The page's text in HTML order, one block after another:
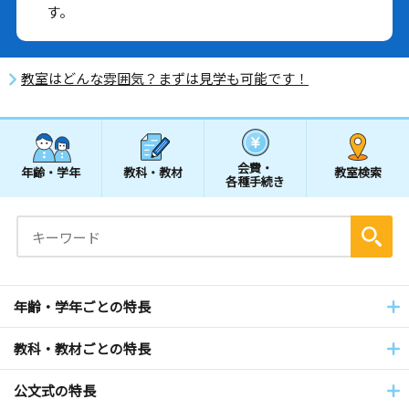
す。
教室はどんな雰囲気？まずは見学も可能です！
年齢・学年 教科・教材 会費・
各種手続き
教室検索
年齢・学年ごとの特長
教科・教材ごとの特長
公文式の特長